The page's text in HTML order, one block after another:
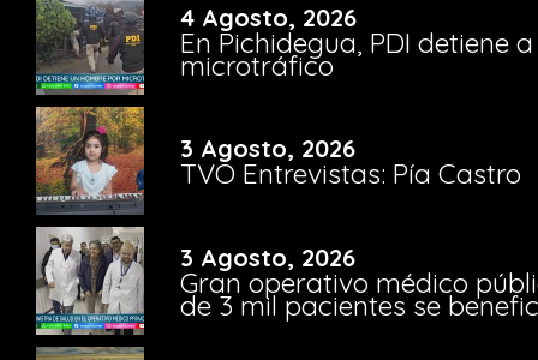
4 Agosto, 2026
En Pichidegua, PDI detiene
microtráfico
3 Agosto, 2026
TVO Entrevistas: Pía Castro
3 Agosto, 2026
Gran operativo médico
de 3 mil pacientes se